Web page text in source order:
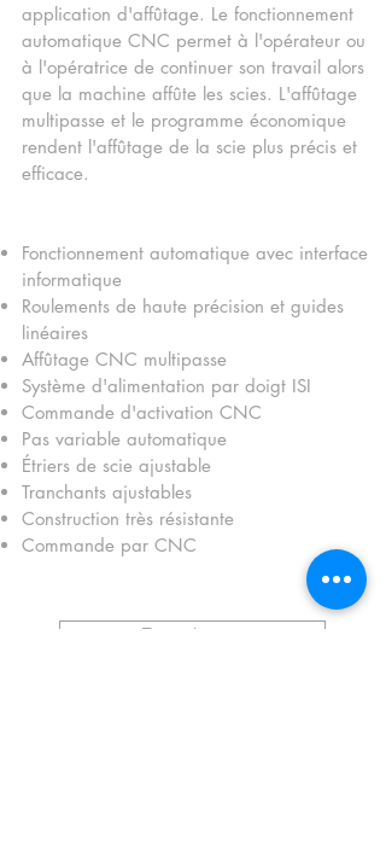
application d'affûtage. Le fonctionnement
automatique CNC permet à l'opérateur ou
à l'opératrice de continuer son travail alors
que la machine affûte les scies. L'affûtage
multipasse et le programme économique
rendent l'affûtage de la scie plus précis et
efficace.
Fonctionnement automatique avec interface
informatique
Roulements de haute précision et guides
linéaires
Affûtage CNC multipasse
Système d'alimentation par doigt ISI
Commande d'activation CNC
Pas variable automatique
Étriers de scie ajustable
Tranchants ajustables
Construction très résistante
Commande par CNC
Brochure